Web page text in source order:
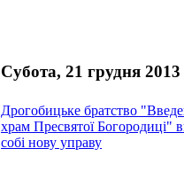
Субота, 21 грудня 2013
Дрогобицьке братство
храм Пресвятої Богородиці"
собі нову управу